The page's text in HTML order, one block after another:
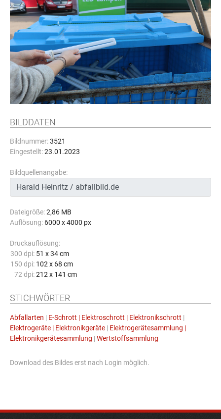
BILDDATEN
Bildnummer:3521
Eingestellt:23.01.2023
Bildquellenangabe:
Dateigröße:2,86 MB
Auflösung: 6000 x 4000 px
Druckauflösung:
300 dpi: 51 x 34 cm
150 dpi: 102 x 68 cm
72 dpi: 212 x 141 cm
STICHWÖRTER
Abfallarten | E-Schrott | Elektroschrott | Elektronikschrott |
Elektrogeräte | Elektronikgeräte | Elektrogerätesammlung |
Elektronikgerätesammlung | Wertstoffsammlung
Download des Bildes erst nach Login möglich.